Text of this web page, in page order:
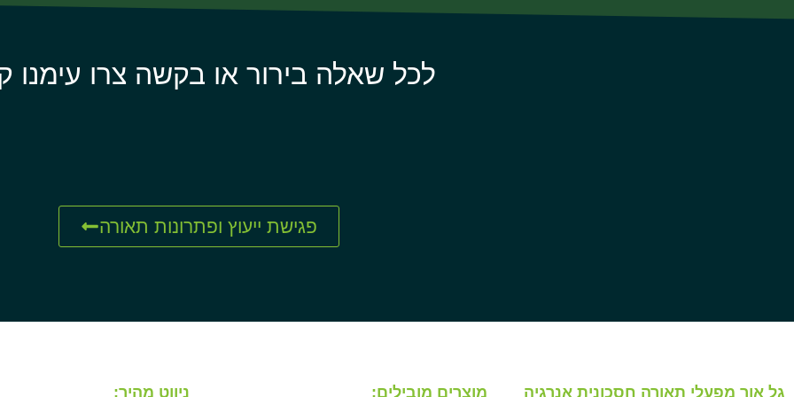
לכל שאלה בירור או בקשה צרו עימנו
פגישת ייעוץ ופתרונות תאורה
גל אור מפעלי תאורה חסכונית אנרגיה מוצרים מובילים: ניווט מהיר: